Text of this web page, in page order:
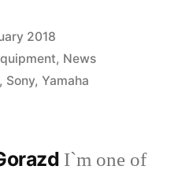
2018
, News
Sony, Yamaha
I`m one of